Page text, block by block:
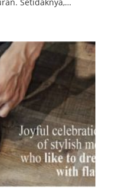
Setidaknya,…